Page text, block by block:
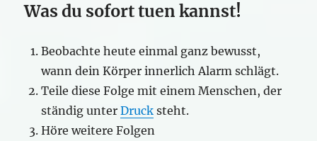
Was du sofort tuen kannst!
Beobachte heute einmal ganz bewusst,
wann dein Körper innerlich Alarm schlägt.
Teile diese Folge mit einem Menschen, der
ständig unterDruck steht.
Höre weitere Folgen